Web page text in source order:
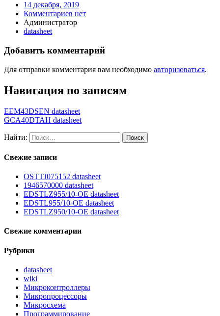
14 декабря, 2019
Комментариев нет
Администратор
datasheet
Добавить комментарий
Для отправки комментария вам необходимо авторизоваться.
Навигация по записям
EEM43DSEN datasheet
GCA40DTAH datasheet
Найти:
Свежие записи
OSTTJ075152 datasheet
1946570000 datasheet
EDSTLZ955/10-OE datasheet
EDSTL955/10-OE datasheet
EDSTLZ950/10-OE datasheet
Свежие комментарии
Рубрики
datasheet
wiki
Микроконтроллеры
Микропроцессоры
Микросхема
Программирование